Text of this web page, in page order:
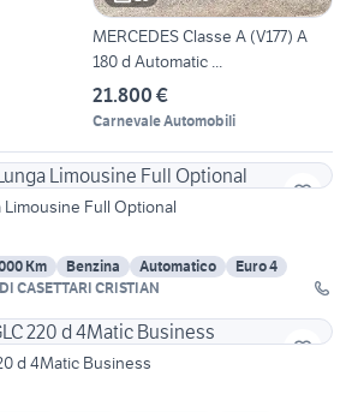
MERCEDES Classe A (V177) A
180 d Automatic ...
21.800 €
Carnevale Automobili
Full Optional
Km Benzina Automatico
Euro 4
CASETTARI CRISTIAN
d 4Matic Business